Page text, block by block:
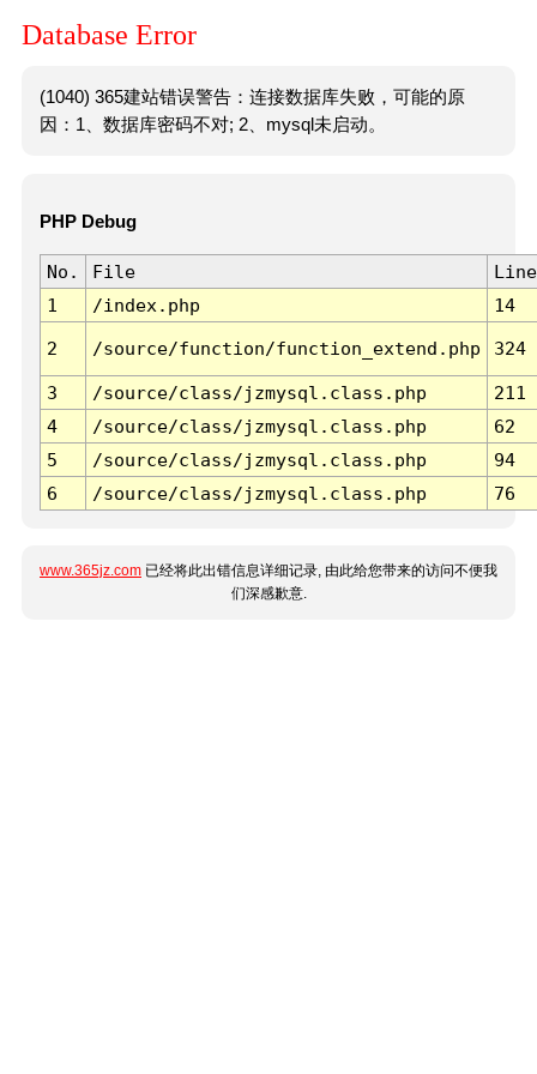
Database Error
(1040) 365建站错误警告：连接数据库失败，可能的原
因：1、数据库密码不对; 2、mysql未启动。
PHP Debug
No. File
Line
1
/index.php 14
2 /source/function/function_extend.php 324
3 /source/class/jzmysql.class.php
211
4
/source/class/jzmysql.class.php
62
5
/source/class/jzmysql.class.php
94
6
/source/class/jzmysql.class.php 76
www.365jz.com 已经将此出错信息详细记录, 由此给您带来的访问不便我
们深感歉意.